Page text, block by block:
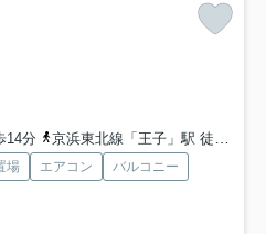
14分
京浜東北線「王子」駅 徒歩17分
場 エアコン
バルコニー